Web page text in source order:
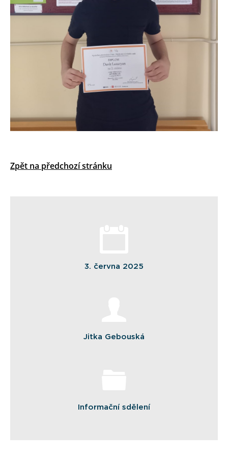
Zpět na předchozí stránku
3. června 2025
Jitka Gebouská
Informační sdělení